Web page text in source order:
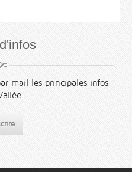
mail les principales infos